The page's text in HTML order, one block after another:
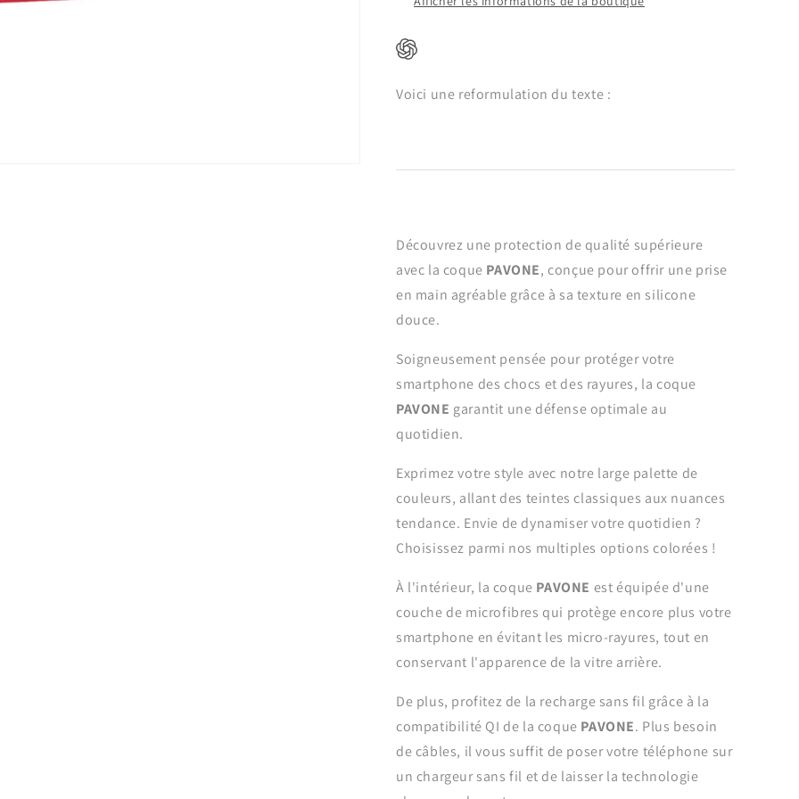
(PAVONE) (PAVONE)
Voici une reformulation du texte :
Découvrez une protection de qualité supérieure
avec la coque PAVONE, conçue pour offrir une prise
en main agréable grâce à sa texture en silicone
douce.
Soigneusement pensée pour protéger votre
smartphone des chocs et des rayures, la coque
PAVONE garantit une défense optimale au
quotidien.
Exprimez votre style avec notre large palette de
couleurs, allant des teintes classiques aux nuances
tendance. Envie de dynamiser votre quotidien ?
Choisissez parmi nos multiples options colorées !
À l'intérieur, la coque PAVONE est équipée d'une
couche de microfibres qui protège encore plus votre
smartphone en évitant les micro-rayures, tout en
conservant l'apparence de la vitre arrière.
De plus, profitez de la recharge sans fil grâce à la
compatibilité QI de la coque PAVONE. Plus besoin
de câbles, il vous suffit de poser votre téléphone sur
un chargeur sans fil et de laisser la technologie